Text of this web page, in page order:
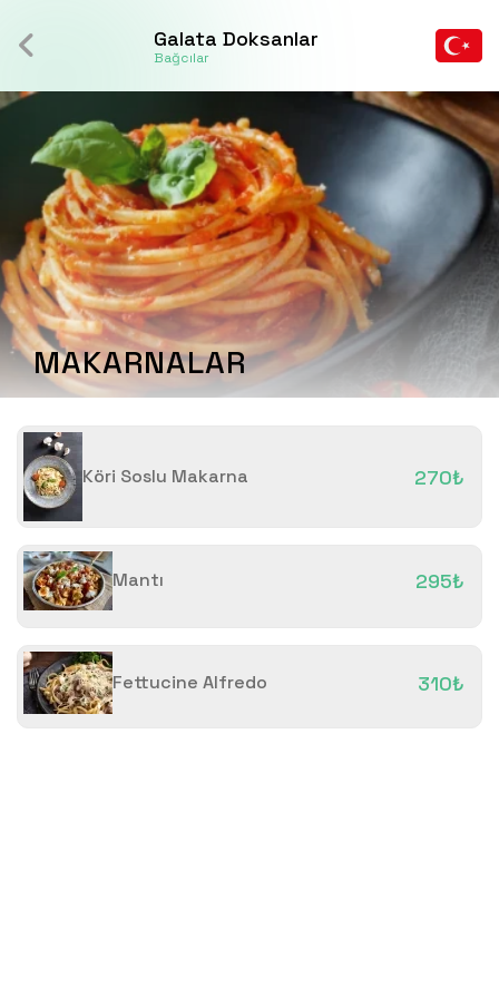
Galata Doksanlar
Bağcılar
MAKARNALAR
Köri Soslu Makarna 270₺
Mantı 295₺
Fettucine Alfredo 310₺